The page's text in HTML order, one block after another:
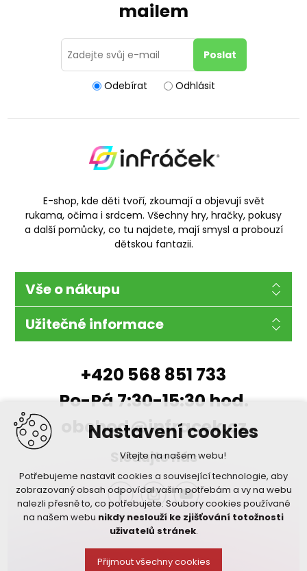
Nastavení cookies
Vítejte na našem webu!
Potřebujeme nastavit cookies a související technologie, aby
zobrazovaný obsah odpovídal vašim potřebám a vy na webu
nalezli přesně to, co potřebujete. Soubory cookies používané
na našem webu nikdy neslouží ke zjišťování totožnosti
uživatelů stránek.
Přijmout všechny cookies
mailem
Odebírat Odhlásit
E-shop, kde děti tvoří, zkoumají a objevují svět
rukama, očima i srdcem. Všechny hry, hračky, pokusy
a další pomůcky, co tu najdete, mají smysl a probouzí
dětskou fantazii.
Vše o nákupu
Užitečné informace
+420 568 851 733
Po-Pá 7:30-15:30 hod.
obchod@infracek.cz
Sledujte nás